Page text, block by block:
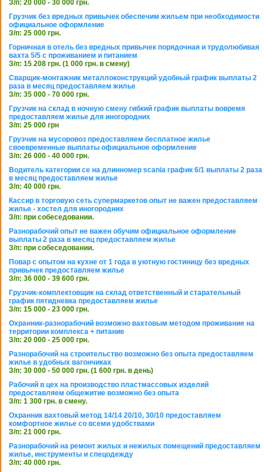
З/п: 20 000 - 30 000 грн.
Грузчик без вредных привычек обеспечим жильем при необходимости
официальное оформление
З/п: 25 000 грн.
Горничная в отель без вредных привычек порядочная и трудолюбивая
вахта 5/5 с проживанием и питанием
З/п: 15 208 грн. (1 000 грн. в смену)
Сварщик-монтажник металлоконструкций удобный график выплаты 2
раза в месяц предоставляем жилье
З/п: 35 000 - 70 000 грн.
Грузчик на склад в ночную смену гибкий график выплаты вовремя
предоставляем жилье для иногородних
З/п: 25 000 грн
Грузчик на мусоровоз предоставляем бесплатное жилье
своевременные выплаты официальное оформление
З/п: 26 000 - 40 000 грн.
Водитель категории се на длинномер scania график 6/1 выплаты 2 раза
в месяц предоставляем жилье
З/п: 40 000 грн.
Кассир в торговую сеть супермаркетов опыт не важен предоставляем
жилье - хостел для иногородних
З/п: при собеседовании.
Разнорабочий опыт не важен обучим официальное оформление
выплаты 2 раза в месяц предоставляем жилье
З/п: при собеседовании.
Повар с опытом на кухне от 1 года в уютную гостиницу без вредных
привычек предоставляем жилье
З/п: 36 000 - 39 600 грн.
Грузчик-комплектовщик на склад ответственный и старательный
график пятидневка предоставляем жилье
З/п: 15 000 - 23 000 грн.
Охранник-разнорабочий возможно вахтовым методом проживание на
территории комплекса + питание
З/п: 20 000 - 25 000 грн.
Разнорабочий на строительство возможно без опыта предоставляем
жилье в удобных вагончиках
З/п: 30 000 - 50 000 грн. (1 600 грн. в день)
Рабочий в цех на производство пластмассовых изделий
предоставляем общежитие возможно без опыта
З/п: 1 300 грн. в смену.
Охранник вахтовый метод 14/14 20/10, 30/10 предоставляем
комфортное жилье со всеми удобствами
З/п: 21 000 грн.
Разнорабочий на ремонт жилых и нежилых помещений предоставляем
жилье, инструменты и спецодежду
З/п: 40 000 грн.